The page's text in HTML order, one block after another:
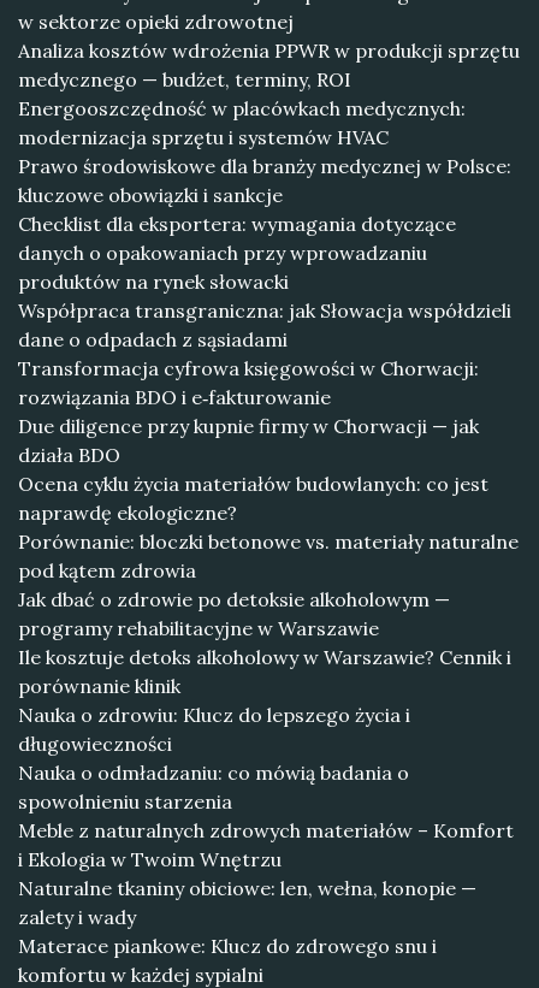
w sektorze opieki zdrowotnej
Analiza kosztów wdrożenia PPWR w produkcji sprzętu
medycznego — budżet, terminy, ROI
Energooszczędność w placówkach medycznych:
modernizacja sprzętu i systemów HVAC
Prawo środowiskowe dla branży medycznej w Polsce:
kluczowe obowiązki i sankcje
Checklist dla eksportera: wymagania dotyczące
danych o opakowaniach przy wprowadzaniu
produktów na rynek słowacki
Współpraca transgraniczna: jak Słowacja współdzieli
dane o odpadach z sąsiadami
Transformacja cyfrowa księgowości w Chorwacji:
rozwiązania BDO i e‑fakturowanie
Due diligence przy kupnie firmy w Chorwacji — jak
działa BDO
Ocena cyklu życia materiałów budowlanych: co jest
naprawdę ekologiczne?
Porównanie: bloczki betonowe vs. materiały naturalne
pod kątem zdrowia
Jak dbać o zdrowie po detoksie alkoholowym —
programy rehabilitacyjne w Warszawie
Ile kosztuje detoks alkoholowy w Warszawie? Cennik i
porównanie klinik
Nauka o zdrowiu: Klucz do lepszego życia i
długowieczności
Nauka o odmładzaniu: co mówią badania o
spowolnieniu starzenia
Meble z naturalnych zdrowych materiałów – Komfort
i Ekologia w Twoim Wnętrzu
Naturalne tkaniny obiciowe: len, wełna, konopie —
zalety i wady
Materace piankowe: Klucz do zdrowego snu i
komfortu w każdej sypialni